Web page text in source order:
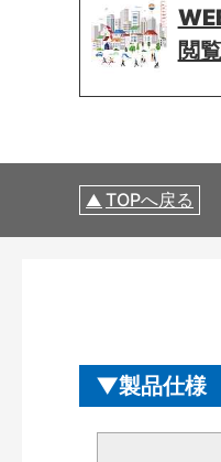
閲
TOPへ戻る
製品仕様